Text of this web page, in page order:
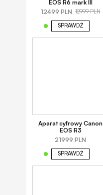
EOS R6 mark III
12499 PLN 12999 PLN
SPRAWDŹ
Aparat cyfrowy Canon
EOS R3
21999 PLN
SPRAWDŹ